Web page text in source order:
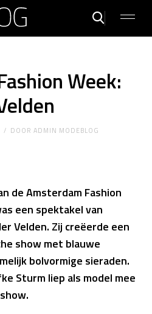
Week:
DOORADMIN MODEBLOG
de Amsterdam Fashion
een spektakel van
Velden. Zij creëerde een
show met blauwe
bolvormige sieraden.
Sturm liep als model mee